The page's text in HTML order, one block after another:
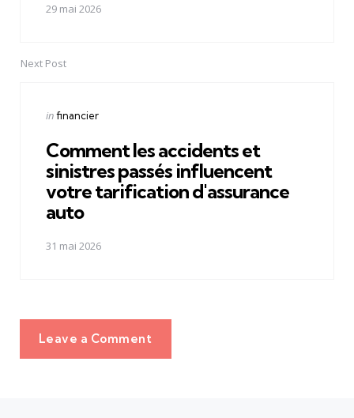
29 mai 2026
Next Post
Posted
infinancier
Comment les accidents et
sinistres passés influencent
votre tarification d'assurance
auto
31 mai 2026
Leave a Comment